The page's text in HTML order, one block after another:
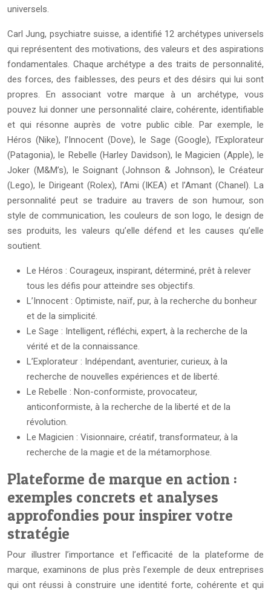
universels.
Carl Jung, psychiatre suisse, a identifié 12 archétypes universels
qui représentent des motivations, des valeurs et des aspirations
fondamentales. Chaque archétype a des traits de personnalité,
des forces, des faiblesses, des peurs et des désirs qui lui sont
propres. En associant votre marque à un archétype, vous
pouvez lui donner une personnalité claire, cohérente, identifiable
et qui résonne auprès de votre public cible. Par exemple, le
Héros (Nike), l’Innocent (Dove), le Sage (Google), l’Explorateur
(Patagonia), le Rebelle (Harley Davidson), le Magicien (Apple), le
Joker (M&M’s), le Soignant (Johnson & Johnson), le Créateur
(Lego), le Dirigeant (Rolex), l’Ami (IKEA) et l’Amant (Chanel). La
personnalité peut se traduire au travers de son humour, son
style de communication, les couleurs de son logo, le design de
ses produits, les valeurs qu’elle défend et les causes qu’elle
soutient.
Le Héros : Courageux, inspirant, déterminé, prêt à relever
tous les défis pour atteindre ses objectifs.
L’Innocent : Optimiste, naïf, pur, à la recherche du bonheur
et de la simplicité.
Le Sage : Intelligent, réfléchi, expert, à la recherche de la
vérité et de la connaissance.
L’Explorateur : Indépendant, aventurier, curieux, à la
recherche de nouvelles expériences et de liberté.
Le Rebelle : Non-conformiste, provocateur,
anticonformiste, à la recherche de la liberté et de la
révolution.
Le Magicien : Visionnaire, créatif, transformateur, à la
recherche de la magie et de la métamorphose.
Plateforme de marque en action :
exemples concrets et analyses
approfondies pour inspirer votre
stratégie
Pour illustrer l’importance et l’efficacité de la plateforme de
marque, examinons de plus près l’exemple de deux entreprises
qui ont réussi à construire une identité forte, cohérente et qui